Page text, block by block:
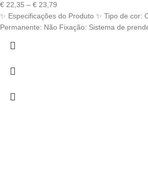
€ 22,35 – € 23,79
range:
€ 22,35
✨ Especificações do Produto ✨ Tipo de cor:
Permanente: Não Fixação: Sistema de